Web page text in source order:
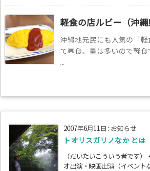
軽食の店ルビー（沖縄
沖縄地元民にも人気の「
て昼食、量は多いので軽
...
2007年6月11日 : お知らせ
トオリスガリノなか とは
（だいたいこういう者です
オ出演・映画出演（イベント